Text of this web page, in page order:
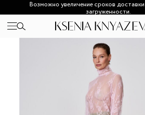
Возможно увеличение сроков
загруженности.